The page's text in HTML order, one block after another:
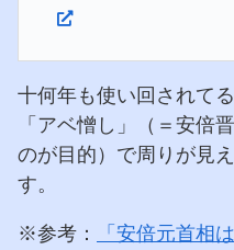
十何年も使い回されて
「アベ憎し」（＝安倍
のが目的）で周りが見
す。
※参考：
「安倍元首相